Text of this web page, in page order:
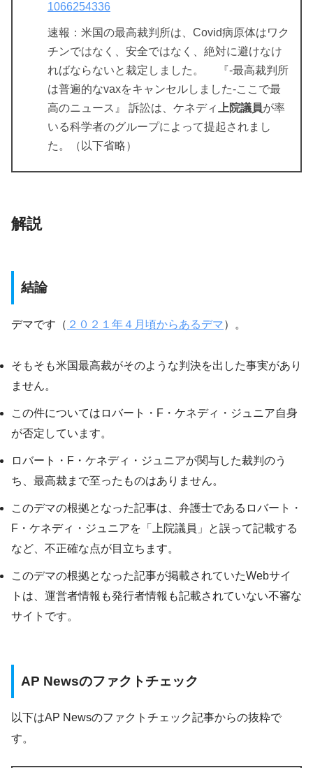
1066254336
速報：米国の最高裁判所は、Covid病原体はワク
チンではなく、安全ではなく、絶対に避けなけ
ればならないと裁定しました。 『-最高裁判所
は普遍的なvaxをキャンセルしました-ここで最
高のニュース』 訴訟は、ケネディ
上院議員が率
いる科学者のグループによって提起されまし
た。（以下省略）
解説
結論
デマです（ ２０２１年４月頃からあるデマ）。
そもそも米国最高裁がそのような判決を出した事実があり
ません。
この件についてはロバート・F・ケネディ・ジュニア自身
が否定しています。
ロバート・F・ケネディ・ジュニアが関与した裁判のう
ち、最高裁まで至ったものはありません。
このデマの根拠となった記事は、弁護士であるロバート・
F・ケネディ・ジュニアを「上院議員」と誤って記載する
など、不正確な点が目立ちます。
このデマの根拠となった記事が掲載されていたWebサイ
トは、運営者情報も発行者情報も記載されていない不審な
サイトです。
AP Newsのファクトチェック
以下はAP Newsのファクトチェック記事からの抜粋で
す。